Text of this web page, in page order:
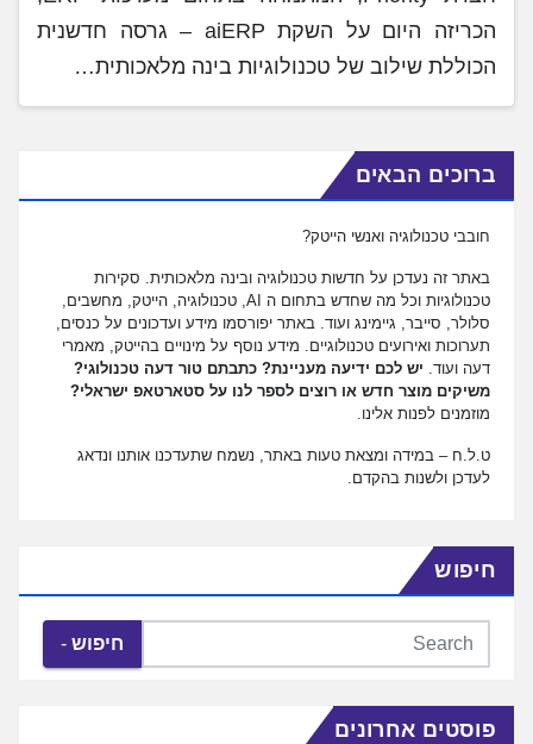
הכריזה היום על השקת aiERP – גרסה חדשנית
הכוללת שילוב של טכנולוגיות בינה מלאכותית…
ברוכים הבאים
חובבי טכנולוגיה ואנשי הייטק?
באתר זה נעדכן על חדשות טכנולוגיה ובינה מלאכותית. סקירות
טכנולוגיות וכל מה שחדש בתחום ה AI, טכנולוגיה, הייטק, מחשבים,
סלולר, סייבר, גיימינג ועוד. באתר יפורסמו מידע ועדכונים על כנסים,
תערוכות ואירועים טכנולוגיים. מידע נוסף על מינויים בהייטק, מאמרי
דעה ועוד. יש לכם ידיעה מעניינת? כתבתם טור דעה טכנולוגי?
משיקים מוצר חדש או רוצים לספר לנו על סטארטאפ ישראלי?
מוזמנים לפנות אלינו.
ט.ל.ח – במידה ומצאת טעות באתר, נשמח שתעדכנו אותנו ונדאג
לעדכן ולשנות בהקדם.
חיפוש
חיפוש
פוסטים אחרונים